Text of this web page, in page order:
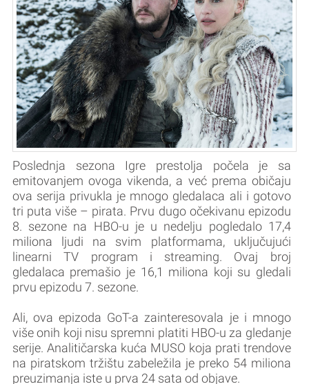
Poslednja sezona Igre prestolja počela je sa
emitovanjem ovoga vikenda, a već prema običaju
ova serija privukla je mnogo gledalaca ali i gotovo
tri puta više – pirata. Prvu dugo očekivanu epizodu
8. sezone na HBO-u je u nedelju pogledalo 17,4
miliona ljudi na svim platformama, uključujući
linearni TV program i streaming. Ovaj broj
gledalaca premašio je 16,1 miliona koji su gledali
prvu epizodu 7. sezone.
Ali, ova epizoda GoT-a zainteresovala je i mnogo
više onih koji nisu spremni platiti HBO-u za gledanje
serije. Analitičarska kuća MUSO koja prati trendove
na piratskom tržištu zabeležila je preko 54 miliona
preuzimanja iste u prva 24 sata od objave.